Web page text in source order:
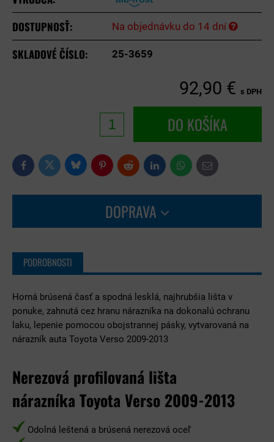
DOSTUPNOSŤ:
Na objednávku do 14 dní
SKLADOVÉ ČÍSLO: 25-3659
92,90 € s DPH
DO KOŠÍKA
FacebookTwitter BlueskyPinterestReddit LinkedInWhatsApp
E-
mail
DOPRAVA
PODROBNOSTI
Horná brúsená časť a spodná lesklá, najhrubšia lišta v
ponuke, zahnutá cez hranu nárazníka na dokonalú ochranu
laku, lepenie pomocou obojstrannej pásky, vytvarovaná na
nárazník auta Toyota Verso 2009-2013
Nerezová profilovaná lišta
nárazníka Toyota Verso 2009-2013
Odolná leštená a brúsená nerezová oceľ